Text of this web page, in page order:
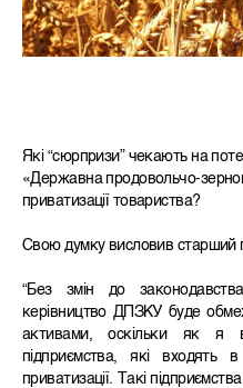
Які “сюрпризи” чекають на
«Державна продовольчо-
приватизації товариства?
Свою думку висловив старший
“Без змін до
керівництво ДПЗКУ буде
активами, оскільки як я
підприємства, які
приватизації. Такі